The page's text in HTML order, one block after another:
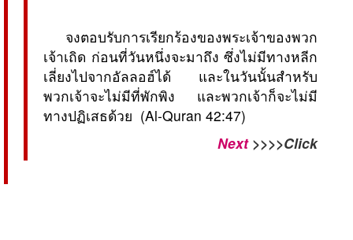
 จงตอบรับการเรียกร้องของพระเจ้าของพวก
เจ้าเถิด ก่อนที่วันหนึ่งจะมาถึง ซึ่งไม่มีทางหลีก
เลี่ยงไปจากอัลลอฮ์ได้ และในวันนั้นสำหรับ
พวกเจ้าจะไม่มีที่พักพิง และพวกเจ้าก็จะไม่มี
ทางปฏิเสธด้วย  (Al-Quran 42:47)
Next >>>>Click